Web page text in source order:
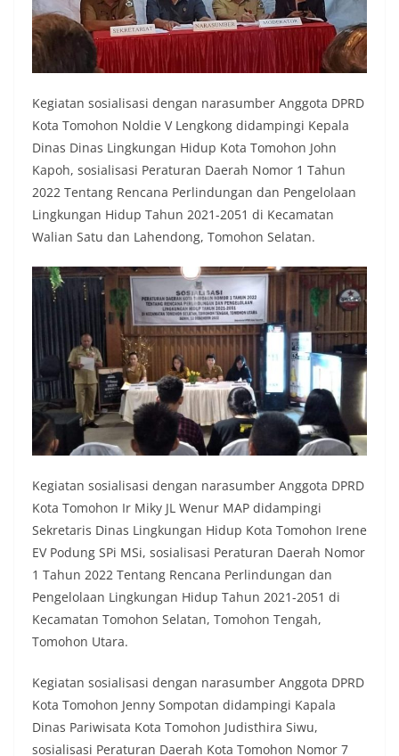
Kegiatan sosialisasi dengan narasumber Anggota DPRD
Kota Tomohon Noldie V Lengkong didampingi Kepala
Dinas Dinas Lingkungan Hidup Kota Tomohon John
Kapoh, sosialisasi Peraturan Daerah Nomor 1 Tahun
2022 Tentang Rencana Perlindungan dan Pengelolaan
Lingkungan Hidup Tahun 2021-2051 di Kecamatan
Walian Satu dan Lahendong, Tomohon Selatan.
Kegiatan sosialisasi dengan narasumber Anggota DPRD
Kota Tomohon Ir Miky JL Wenur MAP didampingi
Sekretaris Dinas Lingkungan Hidup Kota Tomohon Irene
EV Podung SPi MSi, sosialisasi Peraturan Daerah Nomor
1 Tahun 2022 Tentang Rencana Perlindungan dan
Pengelolaan Lingkungan Hidup Tahun 2021-2051 di
Kecamatan Tomohon Selatan, Tomohon Tengah,
Tomohon Utara.
Kegiatan sosialisasi dengan narasumber Anggota DPRD
Kota Tomohon Jenny Sompotan didampingi Kapala
Dinas Pariwisata Kota Tomohon Judisthira Siwu,
sosialisasi Peraturan Daerah Kota Tomohon Nomor 7